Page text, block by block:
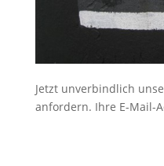
Jetzt unverbindlich
anfordern. Ihre E-Mail-